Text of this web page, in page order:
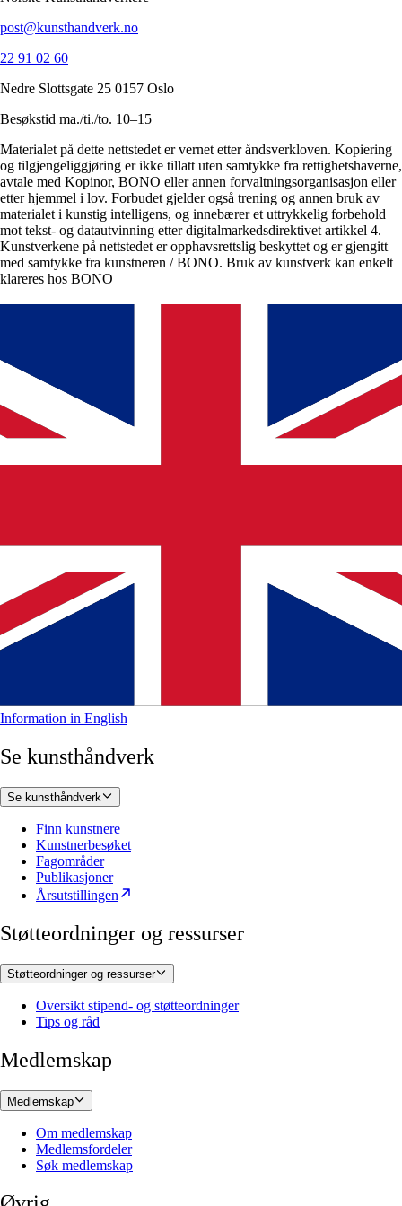
post@kunsthandverk.no
22 91 02 60
Nedre Slottsgate 25 0157 Oslo
Besøkstid ma./ti./to. 10–15
Materialet på dette nettstedet er vernet etter åndsverkloven. Kopiering
og tilgjengeliggjøring er ikke tillatt uten samtykke fra rettighetshaverne,
avtale med Kopinor, BONO eller annen forvaltningsorganisasjon eller
etter hjemmel i lov. Forbudet gjelder også trening og annen bruk av
materialet i kunstig intelligens, og innebærer et uttrykkelig forbehold
mot tekst- og datautvinning etter digitalmarkedsdirektivet artikkel 4.
Kunstverkene på nettstedet er opphavsrettslig beskyttet og er gjengitt
med samtykke fra kunstneren / BONO. Bruk av kunstverk kan enkelt
klareres hos BONO
Information in English
Se kunsthåndverk
Se kunsthåndverk
Finn kunstnere
Kunstnerbesøket
Fagområder
Publikasjoner
Årsutstillingen
Støtteordninger og ressurser
Støtteordninger og ressurser
Oversikt stipend- og støtteordninger
Tips og råd
Medlemskap
Medlemskap
Om medlemskap
Medlemsfordeler
Søk medlemskap